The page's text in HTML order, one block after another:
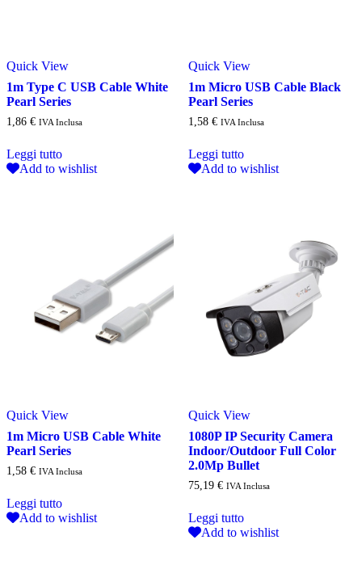
Quick View
1m Type C USB Cable White
Pearl Series
1,86 € IVA Inclusa
Leggi tutto
Add to wishlist
Quick View
1m Micro USB Cable Black
Pearl Series
1,58 € IVA Inclusa
Leggi tutto
Add to wishlist
Quick View
1m Micro USB Cable White
Pearl Series
1,58 € IVA Inclusa
Leggi tutto
Add to wishlist
Quick View
1080P IP Security Camera
Indoor/Outdoor Full Color
2.0Mp Bullet
75,19 € IVA Inclusa
Leggi tutto
Add to wishlist